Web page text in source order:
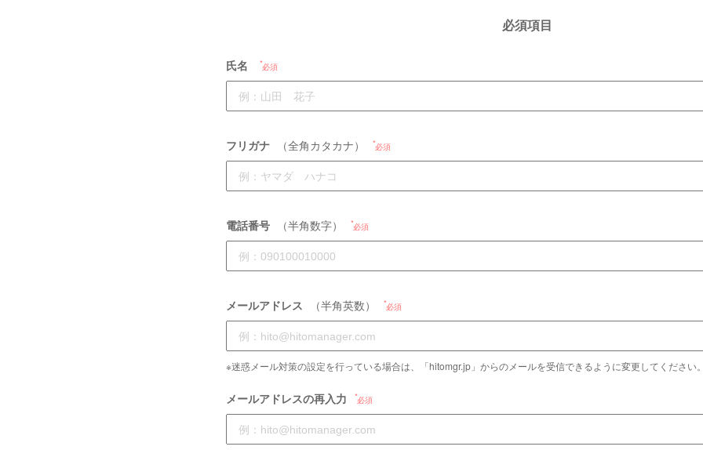
必須項目
氏名 必須
フリガナ （全角カタカナ） 必須
電話番号 （半角数字） 必須
メールアドレス （半角英数） 必須
※迷惑メール対策の設定を行っている場合は、「hitomgr.jp」からのメールを受信できるように変更してください
メールアドレスの再入力 必須